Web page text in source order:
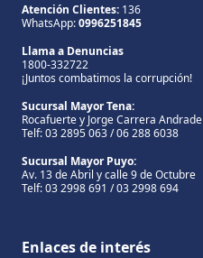
Atención Clientes: 136
WhatsApp:0996251845
Llama a Denuncias
1800-332722
¡Juntos combatimos la corrupción!
Sucursal Mayor Tena:
Rocafuerte y Jorge Carrera Andrade
Telf: 03 2895 063 / 06 288 6038
Sucursal Mayor Puyo:
Av. 13 de Abril y calle 9 de Octubre
Telf: 03 2998 691 / 03 2998 694
Enlaces de interés